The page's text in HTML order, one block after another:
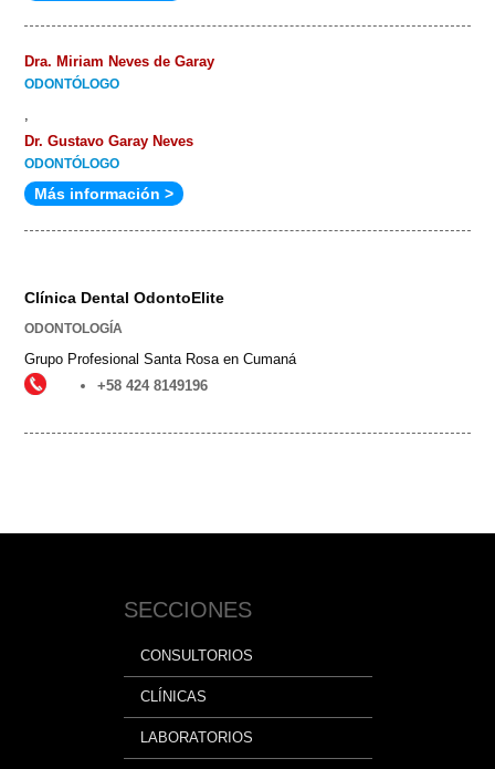
Dra. Miriam Neves de Garay
ODONTÓLOGO
,
Dr. Gustavo Garay Neves
ODONTÓLOGO
Más información >
Clínica Dental OdontoElite
ODONTOLOGÍA
Grupo Profesional Santa Rosa en Cumaná
+58 424 8149196
SECCIONES
CONSULTORIOS
CLÍNICAS
LABORATORIOS